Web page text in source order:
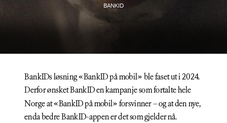
BANKID
BankIDs løsning «BankID på mobil» ble faset ut i 2024.
Derfor ønsket BankID en kampanje som fortalte hele
Norge at «BankID på mobil» forsvinner – og at den nye,
enda bedre BankID-appen er det som gjelder nå.